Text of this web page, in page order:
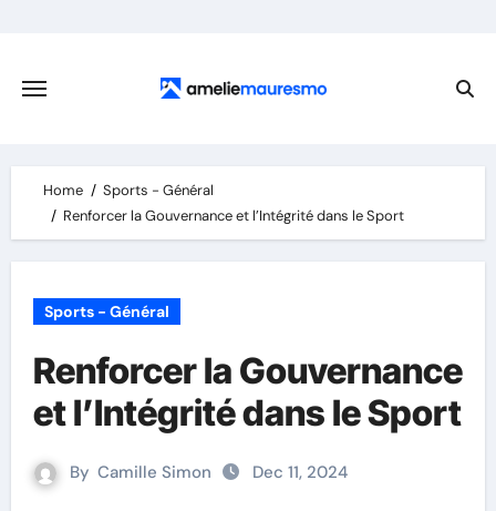
content
Home
Sports - Général
Renforcer la Gouvernance et l’Intégrité dans le Sport
Sports - Général
Renforcer la Gouvernance
et l’Intégrité dans le Sport
By Camille Simon Dec 11, 2024